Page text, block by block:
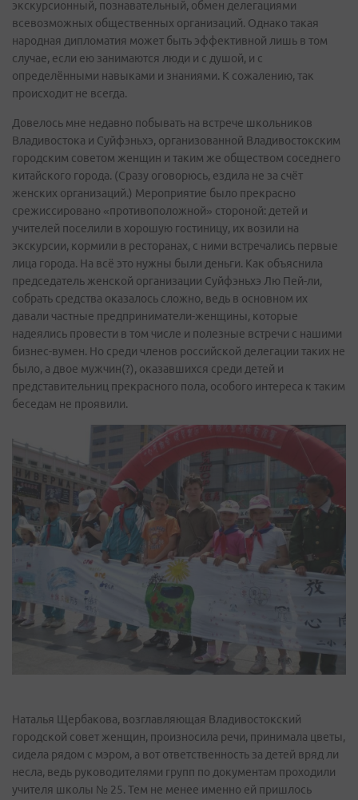
экскурсионный, познавательный, обмен делегациями
всевозможных общественных организаций. Однако такая
народная дипломатия может быть эффективной лишь в том
случае, если ею занимаются люди и с душой, и с
определёнными навыками и знаниями. К сожалению, так
происходит не всегда.
Довелось мне недавно побывать на встрече школьников
Владивостока и Суйфэньхэ, организованной Владивостокским
городским советом женщин и таким же обществом соседнего
китайского города. (Сразу оговорюсь, ездила не за счёт
женских организаций.) Мероприятие было прекрасно
срежиссировано «противоположной» стороной: детей и
учителей поселили в хорошую гостиницу, их возили на
экскурсии, кормили в ресторанах, с ними встречались первые
лица города. На всё это нужны были деньги. Как объяснила
председатель женской организации Суйфэньхэ Лю Пей-ли,
собрать средства оказалось сложно, ведь в основном их
давали частные предприниматели-женщины, которые
надеялись провести в том числе и полезные встречи с нашими
бизнес-вумен. Но среди членов российской делегации таких не
было, а двое мужчин(?), оказавшихся среди детей и
представительниц прекрасного пола, особого интереса к таким
беседам не проявили.
Наталья Щербакова, возглавляющая Владивостокский
городской совет женщин, произносила речи, принимала цветы,
сидела рядом с мэром, а вот ответственность за детей вряд ли
несла, ведь руководителями групп по документам проходили
учителя школы № 25. Тем не менее именно ей пришлось